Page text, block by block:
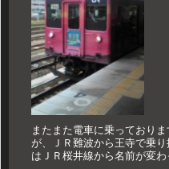
またまた電車に乗っており
が、ＪＲ難波から王寺で乗
はＪＲ桜井線から名前が変